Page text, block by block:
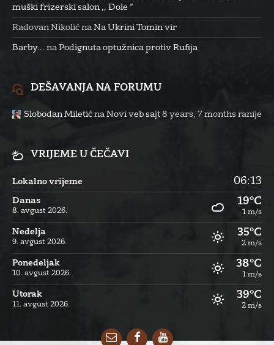
muški frizerski salon ,, Đole “
Radovan Nikolić na Na Ukrini Tomin vir
Barby... na Podignuta optužnica protiv Rufija
DEŠAVANJA NA FORUMU
Slobodan Miletić na Novi veb sajt 8 years, 7 months ranije
VRIJEME U ČEČAVI
Lokalno vrijeme 06:13
Danas
8. avgust 2026.
19°C
1 m/s
Nedelja
9. avgust 2026.
35°C
2 m/s
Ponedeljak
10. avgust 2026.
38°C
1 m/s
Utorak
11. avgust 2026.
39°C
2 m/s
EmailFacebookYouTube